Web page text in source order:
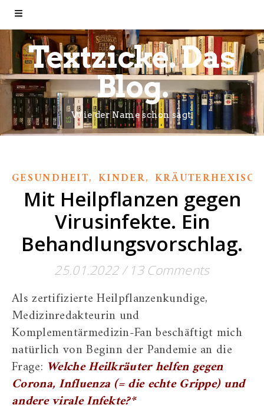
Textzicke. Das
Blog.
Wie der Name schon sagt.
GESUNDHEIT, KINDER,
Mit Heilpflanzen gegen
Virusinfekte. Ein
Behandlungsvorschlag.
25.01.2022 / 13 Comments
Als zertifizierte Heilpflanzenkundige,
Medizinredakteurin und
Komplementärmedizin-Fan beschäftigt mich
natürlich von Beginn der Pandemie an die
Frage: Welche Heilkräuter helfen gegen
Corona, Influenza (= die echte Grippe) und
andere virale Infekte?*